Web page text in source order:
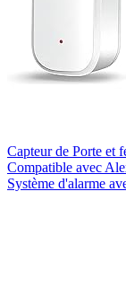
Capteur de Porte et
Compatible avec
Système d'alarme